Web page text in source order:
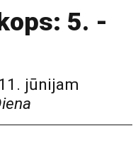
5. -
jūnijam